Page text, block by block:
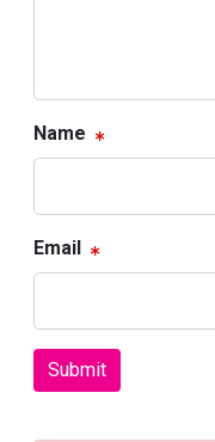
Name
Email
Submit